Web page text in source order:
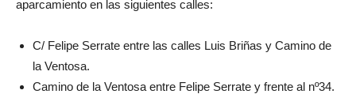
aparcamiento en las siguientes calles:
C/ Felipe Serrate entre las calles Luis Briñas y Camino de
la Ventosa.
Camino de la Ventosa entre Felipe Serrate y frente al nº34.